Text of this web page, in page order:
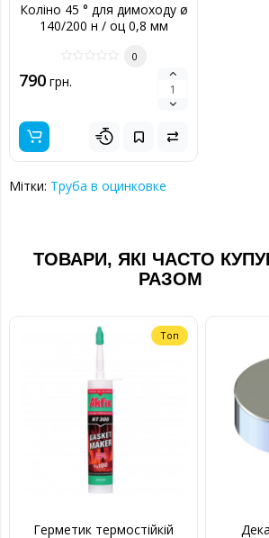
Коліно 45 ° для димоходу ø
140/200 н / оц 0,8 мм
0
790 грн.
Мітки: Труба в оцинковке
ТОВАРИ, ЯКІ ЧАСТО
РАЗОМ
Топ
Герметик термостійкій